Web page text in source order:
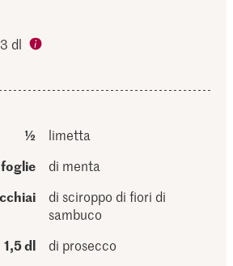
dl
½
limetta
di menta
di sciroppo di fiori di
sambuco
1,5 dl
di prosecco